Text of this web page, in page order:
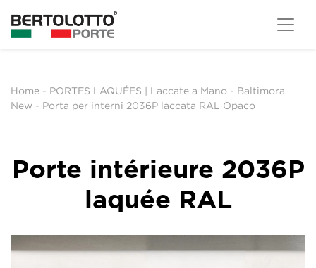
Home - PORTES LAQUÉES | Laccate a Mano - Baltimora
New - Porta per interni 2036P laccata RAL Opaco
Porte intérieure 2036P
laquée RAL